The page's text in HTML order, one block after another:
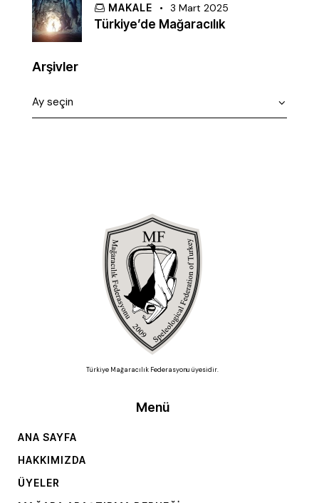
MAKALE 3 Mart 2025
Türkiye’de Mağaracılık
Arşivler
Türkiye Mağaracılık Federasyonu üyesidir.
Menü
ANA SAYFA
HAKKIMIZDA
ÜYELER